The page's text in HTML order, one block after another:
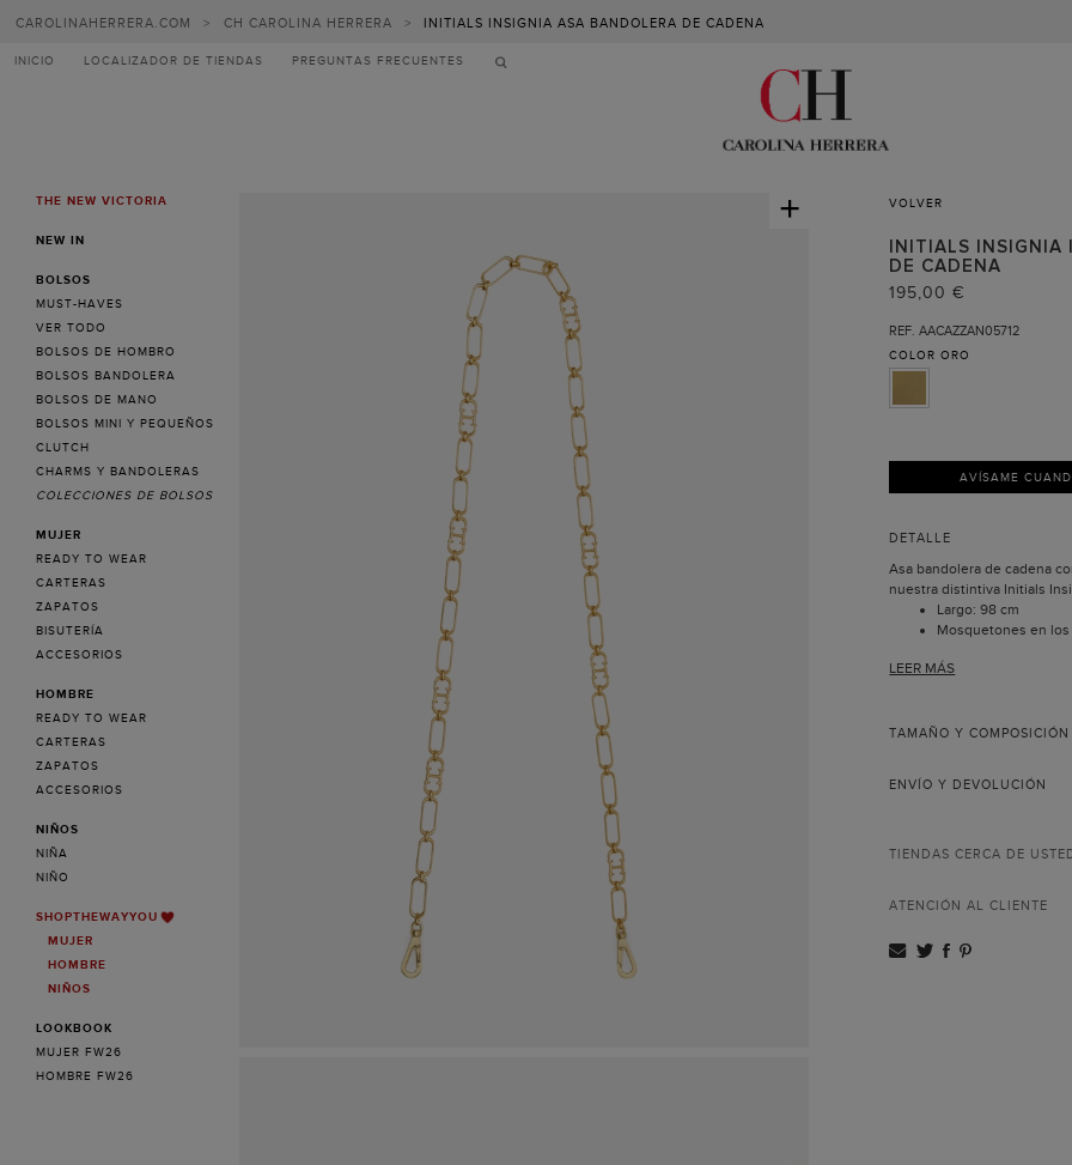
CAROLINAHERRERA.COM > CH CAROLINA HERRERA > INITIALS INSIGNIA ASA BANDOLERA DE CADENA
INICIO LOCALIZADOR DE TIENDAS PREGUNTAS FRECUENTES
MENUTHE NEW VICTORIA
NEW IN
BOLSOS
MUST-HAVES
VER TODO
BOLSOS DE HOMBRO
BOLSOS BANDOLERA
BOLSOS DE MANO
BOLSOS MINI Y PEQUEÑOS
CLUTCH
CHARMS Y BANDOLERAS
COLECCIONES DE BOLSOS
MUJER
READY TO WEAR
CARTERAS
ZAPATOS
BISUTERÍA
ACCESORIOS
HOMBRE
READY TO WEAR
CARTERAS
ZAPATOS
ACCESORIOS
NIÑOS
NIÑA
NIÑO
SHOPTHEWAYYOU
MUJER
HOMBRE
NIÑOS
LOOKBOOK
MUJER FW26
HOMBRE FW26
+ VOLVER
INITIALS INSIGNIA
DE CADENA
195,00 €
REF. AACAZZAN05712
COLOR ORO
AVÍSAME
DETALLE
Asa bandolera de cadena
nuestra distintiva Initials
Largo: 98 cm
Mosquetones en los
La colección Insignia nace
de esta asa utilizando un
LEER MÁS
TAMAÑO Y COMPOSICIÓN
ENVÍO Y DEVOLUCIÓN
TIENDAS CERCA DE
ATENCIÓN AL CLIENTE